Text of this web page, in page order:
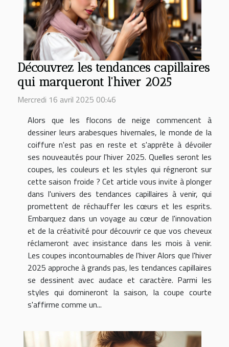
Découvrez les tendances capillaires
qui marqueront l'hiver 2025
Mercredi 16 avril 2025 00:46
Alors que les flocons de neige commencent à
dessiner leurs arabesques hivernales, le monde de la
coiffure n'est pas en reste et s'apprête à dévoiler
ses nouveautés pour l'hiver 2025. Quelles seront les
coupes, les couleurs et les styles qui régneront sur
cette saison froide ? Cet article vous invite à plonger
dans l'univers des tendances capillaires à venir, qui
promettent de réchauffer les cœurs et les esprits.
Embarquez dans un voyage au cœur de l'innovation
et de la créativité pour découvrir ce que vos cheveux
réclameront avec insistance dans les mois à venir.
Les coupes incontournables de l'hiver Alors que l'hiver
2025 approche à grands pas, les tendances capillaires
se dessinent avec audace et caractère. Parmi les
styles qui domineront la saison, la coupe courte
s'affirme comme un...